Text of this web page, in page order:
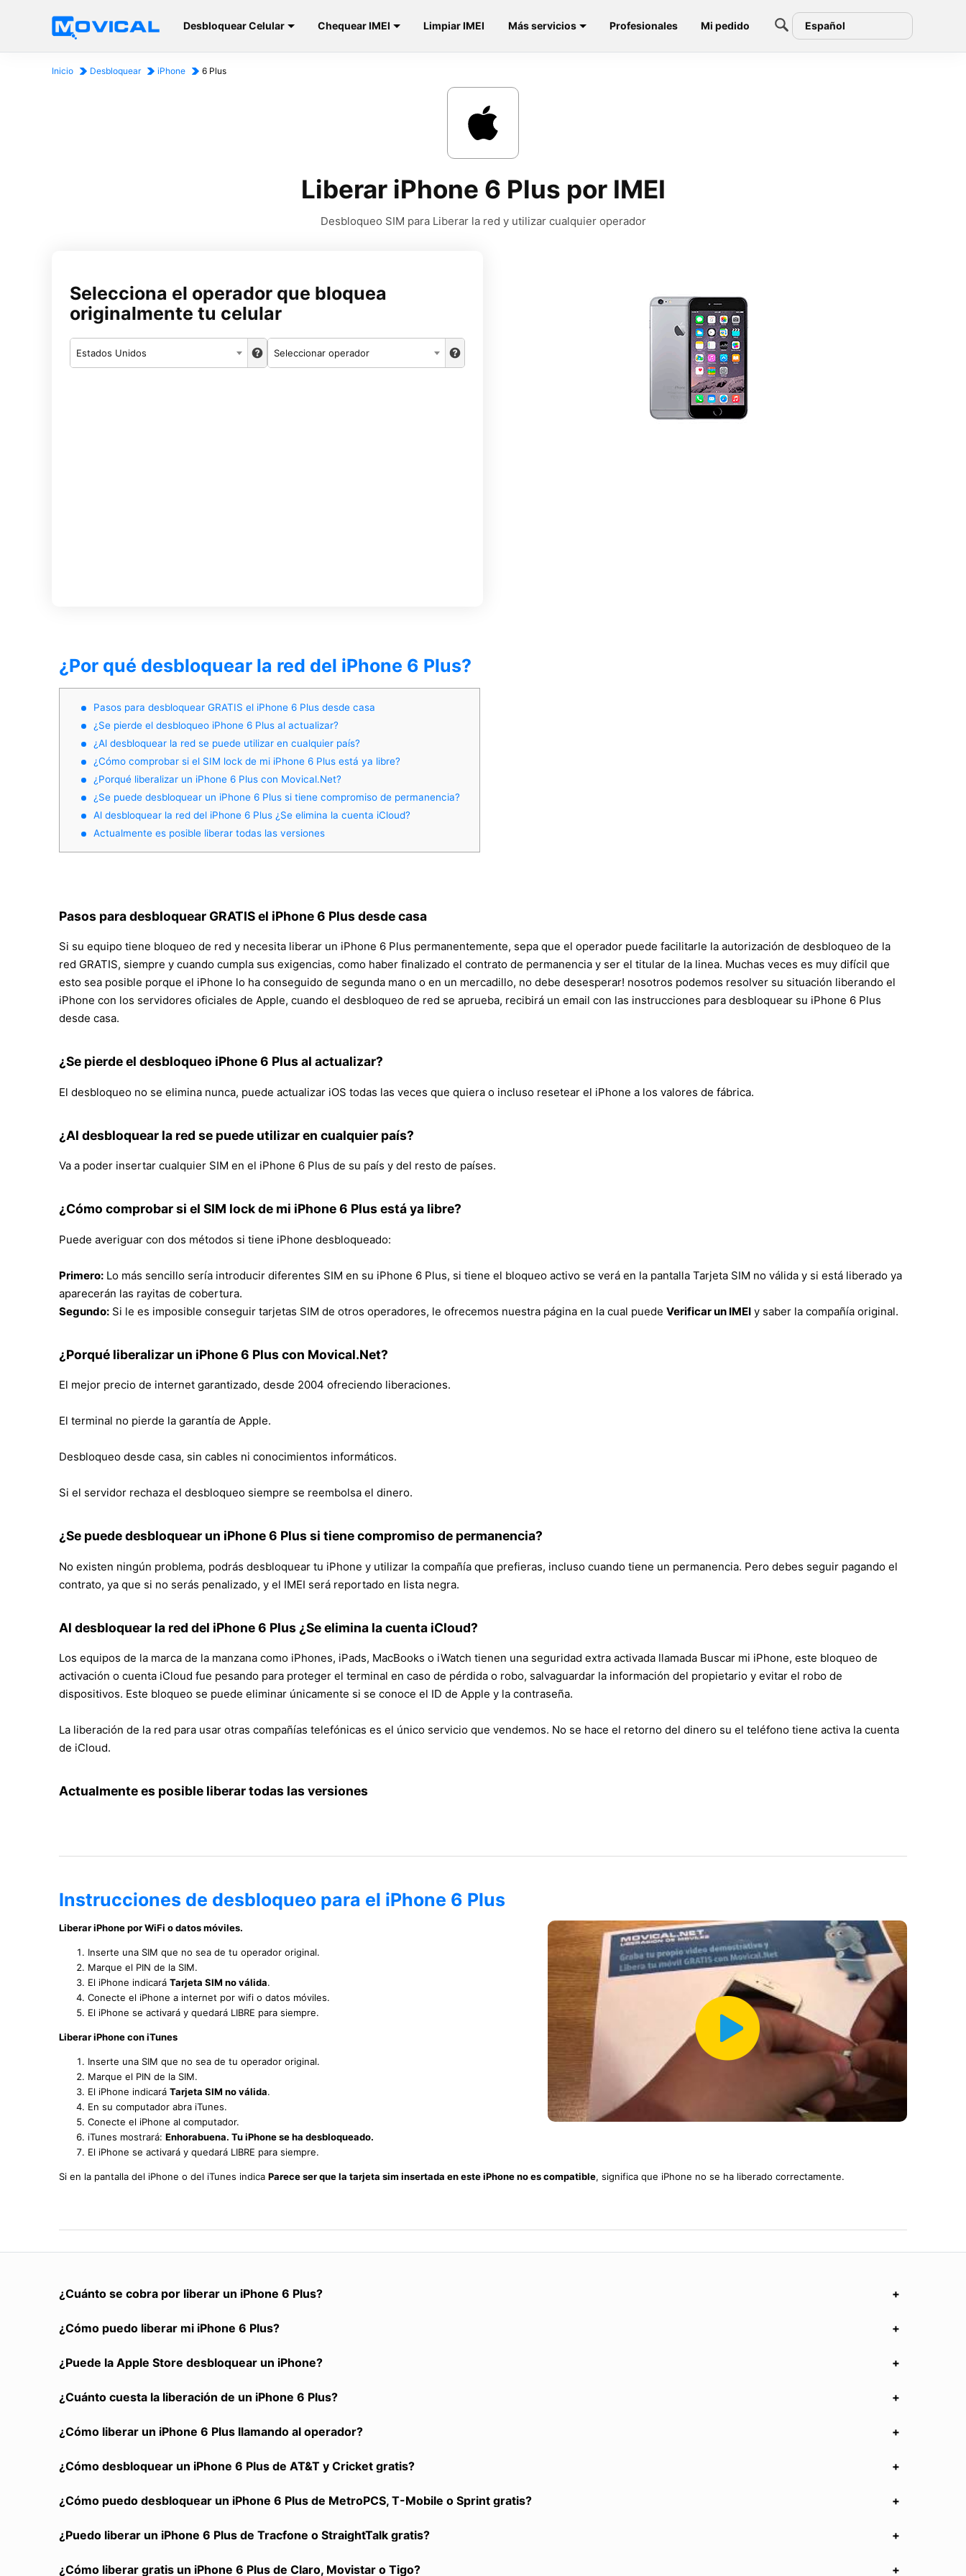
Desbloquear Celular Chequear IMEI Limpiar IMEI Más servicios Profesionales Mi pedido Español
Inicio Desbloquear iPhone 6 Plus
Liberar iPhone 6 Plus por IMEI
Desbloqueo SIM para Liberar la red y utilizar cualquier operador
Selecciona el operador que bloquea
originalmente tu celular
Estados Unidos Seleccionar operador
¿Por qué desbloquear la red del iPhone 6 Plus?
Pasos para desbloquear GRATIS el iPhone 6 Plus desde casa
¿Se pierde el desbloqueo iPhone 6 Plus al actualizar?
¿Al desbloquear la red se puede utilizar en cualquier país?
¿Cómo comprobar si el SIM lock de mi iPhone 6 Plus está ya libre?
¿Porqué liberalizar un iPhone 6 Plus con Movical.Net?
¿Se puede desbloquear un iPhone 6 Plus si tiene compromiso de permanencia?
Al desbloquear la red del iPhone 6 Plus ¿Se elimina la cuenta iCloud?
Actualmente es posible liberar todas las versiones
Pasos para desbloquear GRATIS el iPhone 6 Plus desde casa
Si su equipo tiene bloqueo de red y necesita liberar un iPhone 6 Plus permanentemente, sepa que el operador puede facilitarle la autorización de desbloqueo de la
red GRATIS, siempre y cuando cumpla sus exigencias, como haber finalizado el contrato de permanencia y ser el titular de la linea. Muchas veces es muy difícil que
esto sea posible porque el iPhone lo ha conseguido de segunda mano o en un mercadillo, no debe desesperar! nosotros podemos resolver su situación liberando el
iPhone con los servidores oficiales de Apple, cuando el desbloqueo de red se aprueba, recibirá un email con las instrucciones para desbloquear su iPhone 6 Plus
desde casa.
¿Se pierde el desbloqueo iPhone 6 Plus al actualizar?
El desbloqueo no se elimina nunca, puede actualizar iOS todas las veces que quiera o incluso resetear el iPhone a los valores de fábrica.
¿Al desbloquear la red se puede utilizar en cualquier país?
Va a poder insertar cualquier SIM en el iPhone 6 Plus de su país y del resto de países.
¿Cómo comprobar si el SIM lock de mi iPhone 6 Plus está ya libre?
Puede averiguar con dos métodos si tiene iPhone desbloqueado:
Primero: Lo más sencillo sería introducir diferentes SIM en su iPhone 6 Plus, si tiene el bloqueo activo se verá en la pantalla Tarjeta SIM no válida y si está liberado ya
aparecerán las rayitas de cobertura.
Segundo: Si le es imposible conseguir tarjetas SIM de otros operadores, le ofrecemos nuestra página en la cual puede Verificar un IMEI y saber la compañía original.
¿Porqué liberalizar un iPhone 6 Plus con Movical.Net?
El mejor precio de internet garantizado, desde 2004 ofreciendo liberaciones.
El terminal no pierde la garantía de Apple.
Desbloqueo desde casa, sin cables ni conocimientos informáticos.
Si el servidor rechaza el desbloqueo siempre se reembolsa el dinero.
¿Se puede desbloquear un iPhone 6 Plus si tiene compromiso de permanencia?
No existen ningún problema, podrás desbloquear tu iPhone y utilizar la compañía que prefieras, incluso cuando tiene un permanencia. Pero debes seguir pagando el
contrato, ya que si no serás penalizado, y el IMEI será reportado en lista negra.
Al desbloquear la red del iPhone 6 Plus ¿Se elimina la cuenta iCloud?
Los equipos de la marca de la manzana como iPhones, iPads, MacBooks o iWatch tienen una seguridad extra activada llamada Buscar mi iPhone, este bloqueo de
activación o cuenta iCloud fue pesando para proteger el terminal en caso de pérdida o robo, salvaguardar la información del propietario y evitar el robo de
dispositivos. Este bloqueo se puede eliminar únicamente si se conoce el ID de Apple y la contraseña.
La liberación de la red para usar otras compañías telefónicas es el único servicio que vendemos. No se hace el retorno del dinero su el teléfono tiene activa la cuenta
de iCloud.
Actualmente es posible liberar todas las versiones
Instrucciones de desbloqueo para el iPhone 6 Plus
Liberar iPhone por WiFi o datos móviles.
Inserte una SIM que no sea de tu operador original.
Marque el PIN de la SIM.
El iPhone indicará Tarjeta SIM no válida.
Conecte el iPhone a internet por wifi o datos móviles.
El iPhone se activará y quedará LIBRE para siempre.
Liberar iPhone con iTunes
Inserte una SIM que no sea de tu operador original.
Marque el PIN de la SIM.
El iPhone indicará Tarjeta SIM no válida.
En su computador abra iTunes.
Conecte el iPhone al computador.
iTunes mostrará: Enhorabuena. Tu iPhone se ha desbloqueado.
El iPhone se activará y quedará LIBRE para siempre.
Si en la pantalla del iPhone o del iTunes indica Parece ser que la tarjeta sim insertada en este iPhone no es compatible, significa que iPhone no se ha liberado correctamente.
¿Cuánto se cobra por liberar un iPhone 6 Plus?
¿Cómo puedo liberar mi iPhone 6 Plus?
¿Puede la Apple Store desbloquear un iPhone?
¿Cuánto cuesta la liberación de un iPhone 6 Plus?
¿Cómo liberar un iPhone 6 Plus llamando al operador?
¿Cómo desbloquear un iPhone 6 Plus de AT&T y Cricket gratis?
¿Cómo puedo desbloquear un iPhone 6 Plus de MetroPCS, T-Mobile o Sprint gratis?
¿Puedo liberar un iPhone 6 Plus de Tracfone o StraightTalk gratis?
¿Cómo liberar gratis un iPhone 6 Plus de Claro, Movistar o Tigo?